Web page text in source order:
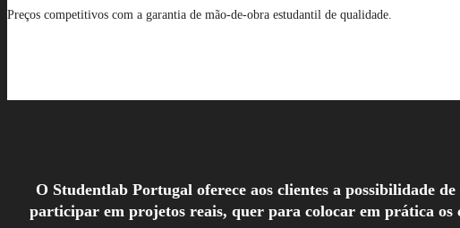
Preços competitivos com a garantia de mão-de-obra estudantil de qualidade.
O Studentlab Portugal oferece aos clientes a possibilidade
participar em projetos reais, quer para colocar em prática os